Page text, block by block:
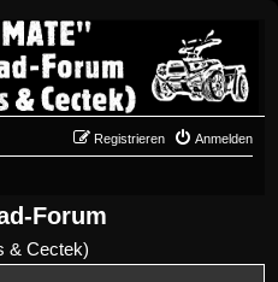
Anmelden
Registrieren
Forum
& Cectek)